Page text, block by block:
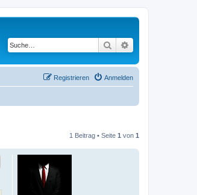
Suche
Anmelden
Registrieren
1 Beitrag • Seite 1 von 1